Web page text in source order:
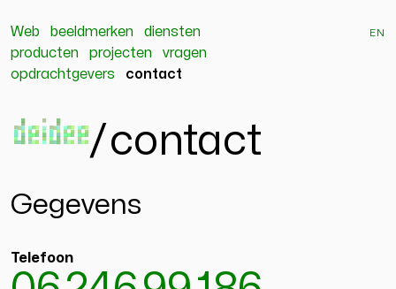
Web beeldmerken
diensten
producten
projecten
vragen
opdrachtgevers
contact
en
deidee/contact
Gegevens
Telefoon